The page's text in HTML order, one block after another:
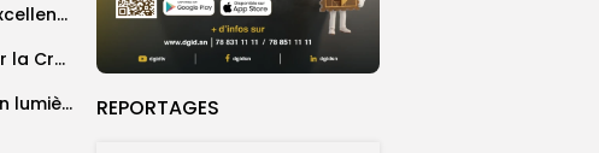
REPORTAGES
Bassirou Diomaye Faye souhaite un ‘’excellent Magal’’ aux fidèles
Magal 2026 : 566 pèlerins secourus par la Croix-Rouge sénégalaise
Grand Magal 2026 : un colloque met en lumière la portée universelle...